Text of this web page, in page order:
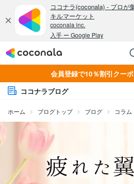
会員登録で10％割引クー
ココナラブログ
ホーム ブログトップ ブログ コラム